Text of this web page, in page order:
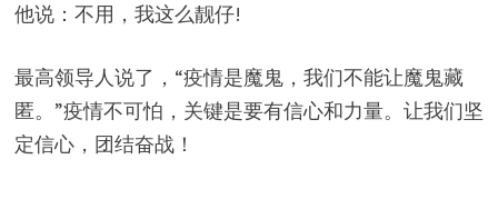
他说：不用，我这么靓仔!
最高领导人说了，“疫情是魔鬼，我们不能让魔鬼藏
匿。”疫情不可怕，关键是要有信心和力量。让我们坚
定信心，团结奋战！